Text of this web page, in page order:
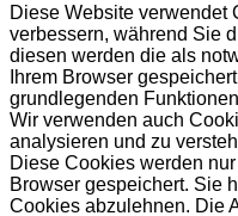
Diese Website verwendet
verbessern, während Sie
diesen werden die als
Ihrem Browser
grundlegenden
Wir verwenden auch
analysieren und zu
Diese Cookies werden
Browser gespeichert. Sie
Cookies abzulehnen. Die